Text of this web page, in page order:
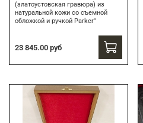
(златоустовская гравюра) из
натуральной кожи со съемной
обложкой и ручкой Parker"
23 845.00 руб